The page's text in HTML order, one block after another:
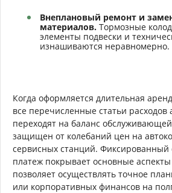
Внеплановый ремонт и
материалов. Тормозные
элементы подвески и
изнашиваются неравномерно.
Когда оформляется длительная
все перечисленные статьи расходов
переходят на баланс
защищен от колебаний цен на
сервисных станций.
платеж покрывает основные аспекты
позволяет осуществлять точное
или корпоративных финансов на